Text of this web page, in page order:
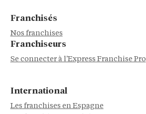
Franchisés
Nos franchises
Franchiseurs
Se connecter à l'Express Franchise Pro
International
Les franchises en Espagne